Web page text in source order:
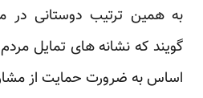
به همین ترتیب دوستانی در
گویند که نشانه های تمایل مردم
اساس به ضرورت حمایت از